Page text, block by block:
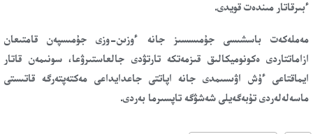
ءبىرقاتار مىندەت قويدى.
مەملەكەت باسشىسى جۇمىسسىز جانە ءوزىن-وزى جۇمىسپەن قامتىعان
ازاماتتاردى ەكونوميكالىق قىزمەتكە تارتۋدى جالعاستىرۋعا، سونىمەن قاتار
ايماقتاعى ءۇش اۋىسىمدى جانە اپاتتى جاعدايداعى مەكتەپتەرگە قاتىستى
ماسەلەلەردى تۇبەگەيلى شەشۋگە تاپسىرما بەردى.